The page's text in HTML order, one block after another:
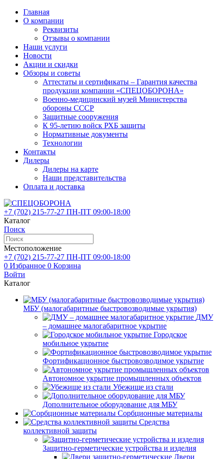
Главная
О компании
Реквизиты
Отзывы о компании
Наши услуги
Новости
Акции и скидки
Обзоры и советы
Аттестаты и сертификаты – Гарантия качества
продукции компании «СПЕЦОБОРОНА»
Военно-медицинский музей Министерства
обороны СССР
Защитные сооружения
К 95-летию войск РХБ защиты
Нормативные документы
Технологии
Контакты
Дилеры
Дилеры на карте
Наши представительства
Оплата и доставка
+7 (702) 215-77-27 ПН-ПТ 09:00-18:00
Каталог
Поиск
Местоположение
+7 (702) 215-77-27 ПН-ПТ 09:00-18:00
0 Избранное 0 Корзина
Войти
Каталог
МБУ (малогабаритные быстровозводимые укрытия)
ДМУ
– домашнее малогабаритное укрытие
Городское
мобильное укрытие
Фортификационное быстровозводимое укрытие
Автономное укрытие промышленных объектов
Убежище из стали
Дополнительное оборудование для МБУ
Сорбционные материалы
Средства
коллективной защиты
Защитно-герметические устройства и изделия
Двери